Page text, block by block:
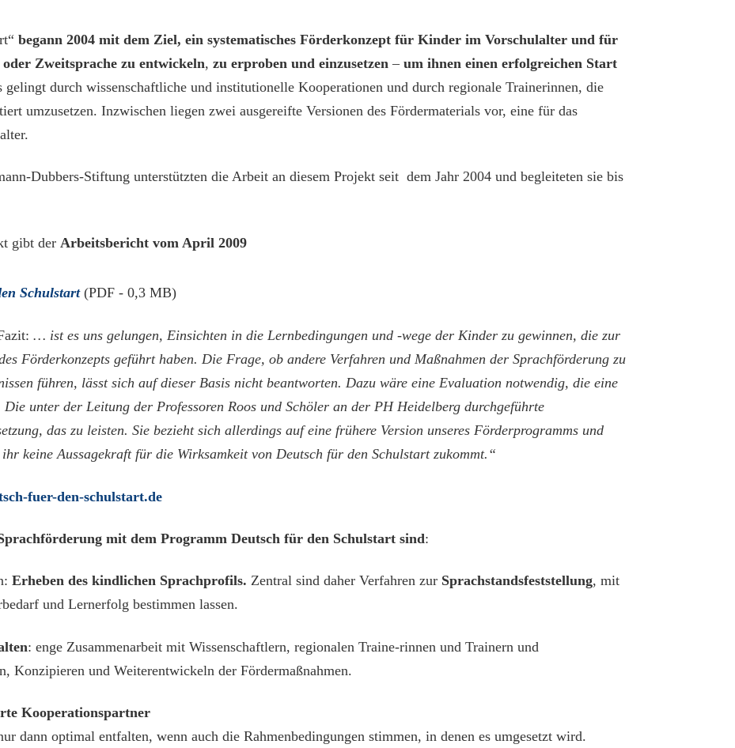
begann 2004 mit dem Ziel, ein systematisches Förderkonzept für Kinder im Vorschulalter und für
Zweitsprache zu entwickeln,zu erproben und einzusetzen –um ihnen einen erfolgreichen Start
gelingt durch wissenschaftliche und institutionelle Kooperationen und durch regionale Trainerinnen, die
umzusetzen. Inzwischen liegen zwei ausgereifte Versionen des Fördermaterials vor, eine für das
Dubbers-Stiftung unterstützten die Arbeit an diesem Projekt seit dem Jahr 2004 und begleiteten sie bis
gibt der Arbeitsbericht vom April 2009
Schulstart(PDF - 0,3 MB)
… ist es uns gelungen, Einsichten in die Lernbedingungen und -wege der Kinder zu gewinnen, die zur
Förderkonzepts geführt haben. Die Frage, ob andere Verfahren und Maßnahmen der Sprachförderung zu
führen, lässt sich auf dieser Basis nicht beantworten. Dazu wäre eine Evaluation notwendig, die eine
Die unter der Leitung der Professoren Roos und Schöler an der PH Heidelberg durchgeführte
das zu leisten. Sie bezieht sich allerdings auf eine frühere Version unseres Förderprogramms und
keine Aussagekraft für die Wirksamkeit von Deutsch für den Schulstart zukommt.“
fuer-den-schulstart.de
mit dem Programm Deutsch für den Schulstart sind:
Erheben des kindlichen Sprachprofils. Zentral sind daher Verfahren zur Sprachstandsfeststellung, mit
und Lernerfolg bestimmen lassen.
: enge Zusammenarbeit mit Wissenschaftlern, regionalen Traine-rinnen und Trainern und
Konzipieren und Weiterentwickeln der Fördermaßnahmen.
Kooperationspartner
dann optimal entfalten, wenn auch die Rahmenbedingungen stimmen, in denen es umgesetzt wird.